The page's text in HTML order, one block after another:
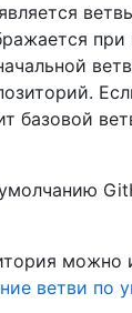
базовой
можно
ветви по